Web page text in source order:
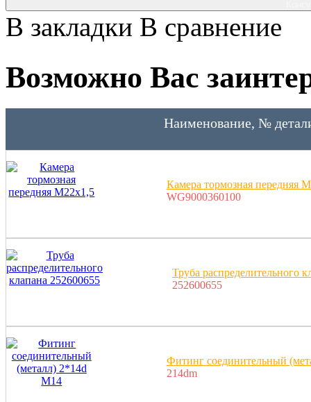
В закладки В сравнение
Возможно Вас
Наименование, №
Камера тормозная передняя
WG9000360100
Труба распределительного
252600655
Фитинг соединительный
214dm